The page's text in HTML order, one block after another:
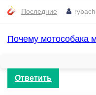
Последние
Почему мотособака
Ответить